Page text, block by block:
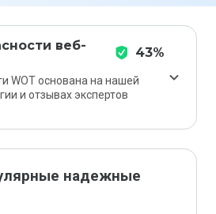
веб-
43%
WOT основана на нашей
и отзывах экспертов
надежные